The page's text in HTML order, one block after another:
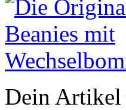
Dein Artikel